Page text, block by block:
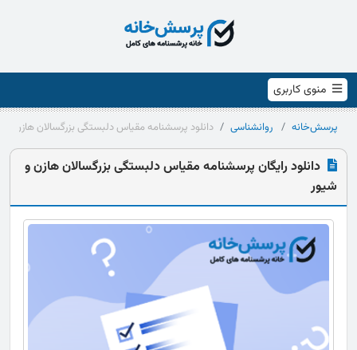
منوی کاربری
پرسش‌خانه روانشناسی دانلود پرسشنامه مقیاس دلبستگی بزرگسالان هازن و
دانلود رایگان پرسشنامه مقیاس دلبستگی بزرگسالان هازن و
شیور